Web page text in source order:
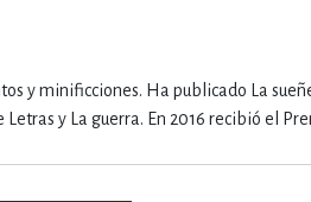
y minificciones. Ha publicado La
Letras y La guerra. En 2016 recibió el